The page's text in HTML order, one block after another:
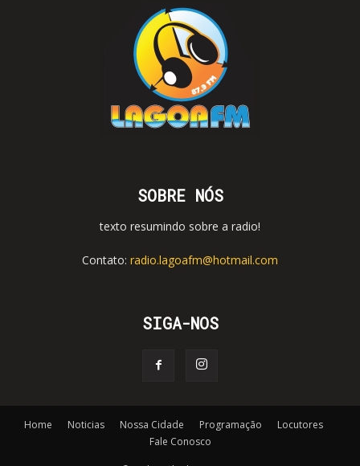
SOBRE NÓS
texto resumindo sobre a radio!
Contato: radio.lagoafm@hotmail.com
SIGA-NOS
Home Noticias Nossa Cidade Programação
Locutores
Fale Conosco